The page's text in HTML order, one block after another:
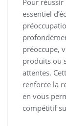
Pour réussir
essentiel
préoccupe,
produits ou
attentes.
renforce la
en vous
compétitif